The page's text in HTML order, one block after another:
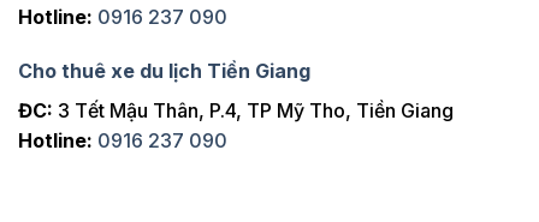
Hotline: 0916 237 090
Cho thuê xe du lịch Tiền Giang
ĐC: 3 Tết Mậu Thân, P.4, TP Mỹ Tho, Tiền Giang
Hotline: 0916 237 090